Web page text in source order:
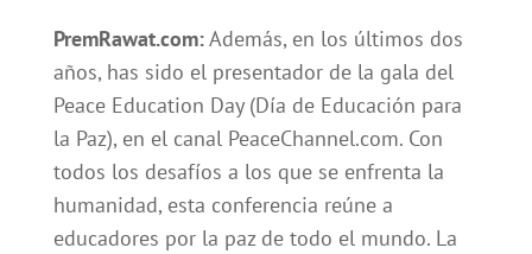
PremRawat.com:Además, en los últimos dos
años, has sido el presentador de la gala del
Peace Education Day (Día de Educación para
la Paz), en el canal PeaceChannel.com. Con
todos los desafíos a los que se enfrenta la
humanidad, esta conferencia reúne a
educadores por la paz de todo el mundo. La